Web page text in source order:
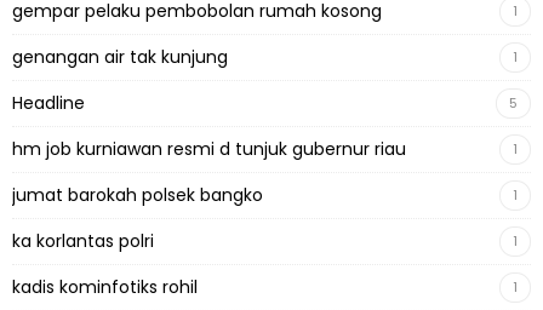
gempar pelaku pembobolan rumah kosong 1
genangan air tak kunjung 1
Headline 5
hm job kurniawan resmi d tunjuk gubernur riau 1
jumat barokah polsek bangko 1
ka korlantas polri 1
kadis kominfotiks rohil 1